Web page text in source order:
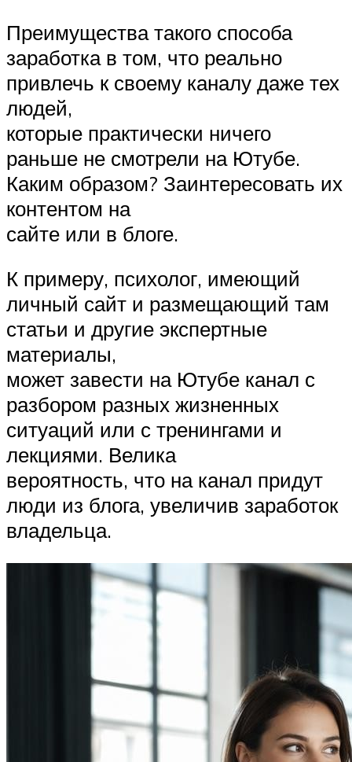
Преимущества такого способа
заработка в том, что реально
привлечь к своему каналу даже тех
людей,
которые практически ничего
раньше не смотрели на Ютубе.
Каким образом? Заинтересовать их
контентом на
сайте или в блоге.
К примеру, психолог, имеющий
личный сайт и размещающий там
статьи и другие экспертные
материалы,
может завести на Ютубе канал с
разбором разных жизненных
ситуаций или с тренингами и
лекциями. Велика
вероятность, что на канал придут
люди из блога, увеличив заработок
владельца.